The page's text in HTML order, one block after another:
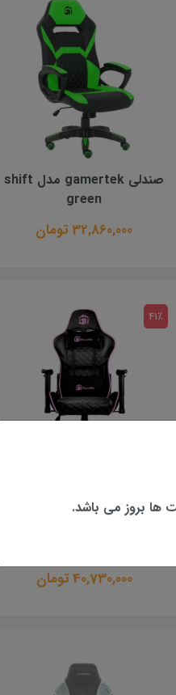
صندلی gamertek مدل shift
green
32,860,000 تومان
مدل Racer Pro Black
40,730,000 تومان
41٪
ها بروز می باشد.